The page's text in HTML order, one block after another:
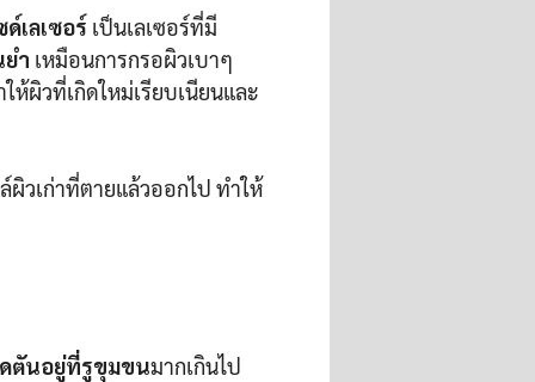
เลเซอร์ เป็นเลเซอร์ที่มี
ำ เหมือนการกรอผิวเบาๆ
ห้ผิวที่เกิดใหม่เรียบเนียนและ
วเก่าที่ตายแล้วออกไป ทำให้
ตันอยู่ที่รูขุมขนมากเกินไป